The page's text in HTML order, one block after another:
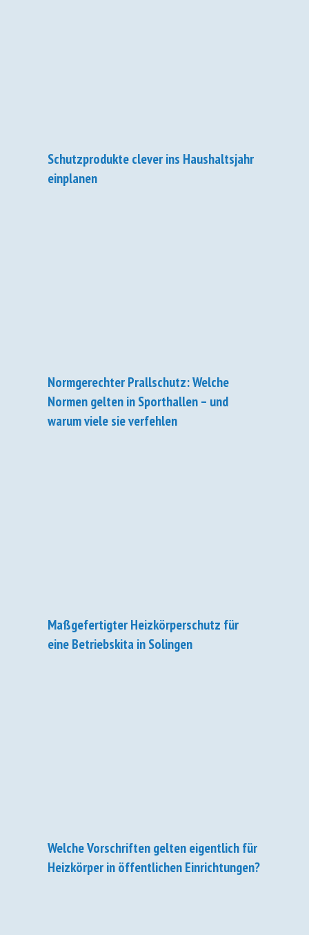
Schutzprodukte clever ins Haushaltsjahr
einplanen
Normgerechter Prallschutz: Welche
Normen gelten in Sporthallen – und
warum viele sie verfehlen
Maßgefertigter Heizkörperschutz für
eine Betriebskita in Solingen
Welche Vorschriften gelten eigentlich für
Heizkörper in öffentlichen Einrichtungen?